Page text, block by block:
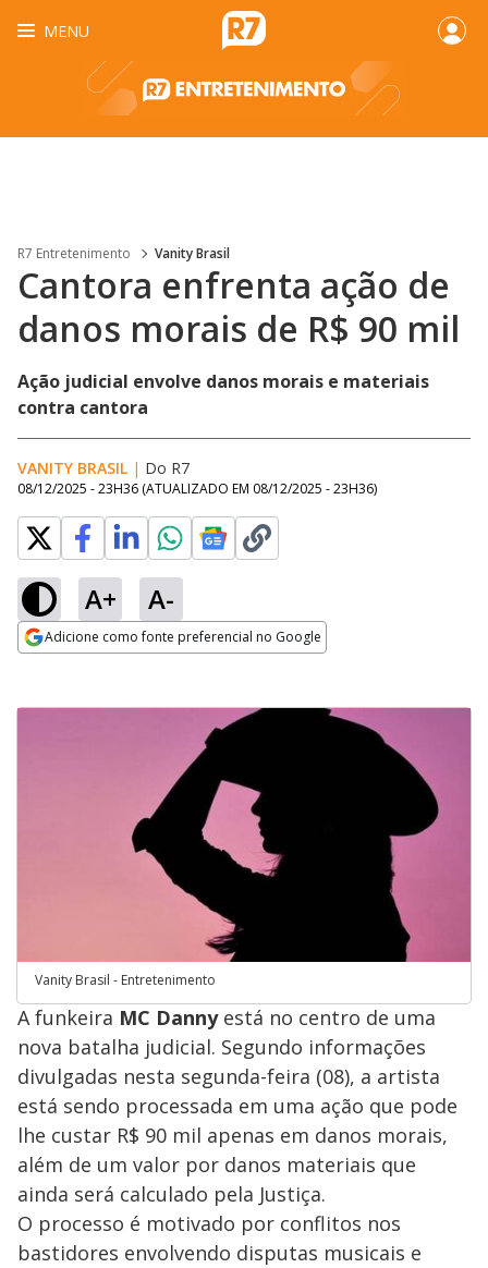
MENU
R7 Entretenimento Vanity Brasil
Cantora enfrenta ação de
danos morais de R$ 90 mil
Ação judicial envolve danos morais e materiais
contra cantora
VANITY BRASIL | Do R7
08/12/2025 - 23H36 (ATUALIZADO EM 08/12/2025 - 23H36)
A+ A-
Adicione como fonte preferencial no Google
Vanity Brasil - Entretenimento
​A funkeira MC Dannyestá no centro de uma
nova batalha judicial. Segundo informações
divulgadas nesta segunda-feira (08), a artista
está sendo processada em uma ação que pode
lhe custar R$ 90 mil apenas em danos morais,
além de um valor por danos materiais que
ainda será calculado pela Justiça.
​O processo é motivado por conflitos nos
bastidores envolvendo disputas musicais e